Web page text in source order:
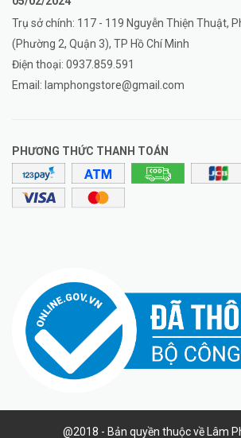
Trụ sở chính: 117 - 119 Nguyễn Thiện Thuật,
(Phường 2, Quận 3), TP Hồ Chí Minh
Điện thoại: 0937.859.591
Email: lamphongstore@gmail.com
PHƯƠNG THỨC THANH TOÁN
@2018 - Bản quyền thuộc về Lâm